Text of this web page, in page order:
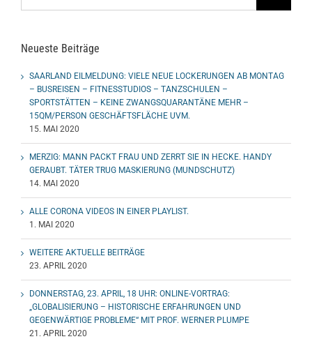
Neueste Beiträge
SAARLAND EILMELDUNG: VIELE NEUE LOCKERUNGEN AB MONTAG
– BUSREISEN – FITNESSTUDIOS – TANZSCHULEN –
SPORTSTÄTTEN – KEINE ZWANGSQUARANTÄNE MEHR –
15QM/PERSON GESCHÄFTSFLÄCHE UVM.
15. MAI 2020
MERZIG: MANN PACKT FRAU UND ZERRT SIE IN HECKE. HANDY
GERAUBT. TÄTER TRUG MASKIERUNG (MUNDSCHUTZ)
14. MAI 2020
ALLE CORONA VIDEOS IN EINER PLAYLIST.
1. MAI 2020
WEITERE AKTUELLE BEITRÄGE
23. APRIL 2020
DONNERSTAG, 23. APRIL, 18 UHR: ONLINE-VORTRAG:
„GLOBALISIERUNG – HISTORISCHE ERFAHRUNGEN UND
GEGENWÄRTIGE PROBLEME“ MIT PROF. WERNER PLUMPE
21. APRIL 2020